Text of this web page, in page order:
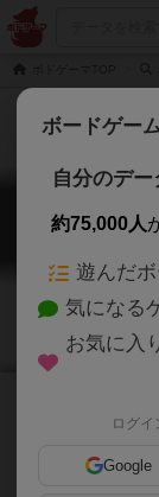
冒険少女
Adventure's
ボードゲー
自分のデー
約75,000人
遊んだ
気になる
お気に入
ログイ
Google